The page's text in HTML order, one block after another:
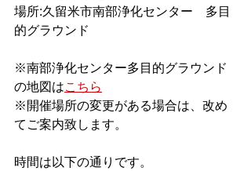
場所:久留米市南部浄化センター　多目
的グラウンド
※南部浄化センター多目的グラウンド
の地図はこちら
※開催場所の変更がある場合は、改め
てご案内致します。
時間は以下の通りです。